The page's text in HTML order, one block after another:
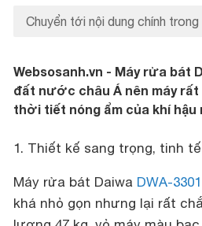
Chuyển tới nội dung chính trong
Websosanh.vn - Máy rửa bát
đất nước châu Á nên máy
thời tiết nóng ẩm của khí
1. Thiết kế sang trọng, tinh tế
Máy rửa bát Daiwa DWA-
khá nhỏ gọn nhưng lại rất